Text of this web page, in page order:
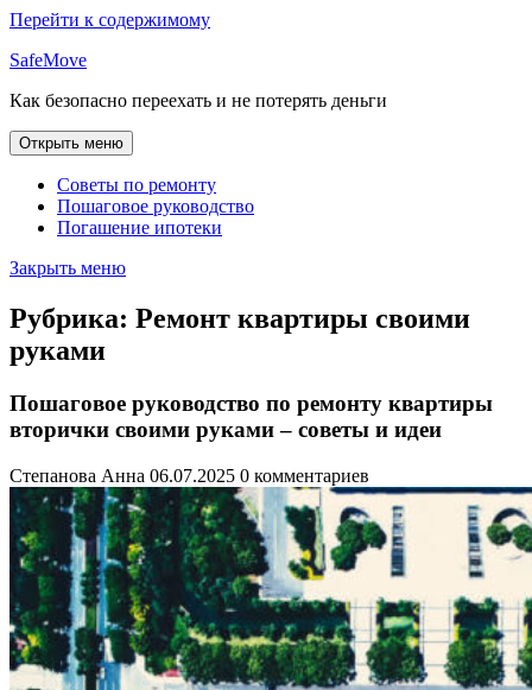
Перейти к содержимому
SafeMove
Как безопасно переехать и не потерять деньги
Открыть меню
Советы по ремонту
Пошаговое руководство
Погашение ипотеки
Закрыть меню
Рубрика: Ремонт квартиры своими
руками
Пошаговое руководство по ремонту квартиры
вторички своими руками – советы и идеи
Степанова Анна 06.07.2025 0 комментариев